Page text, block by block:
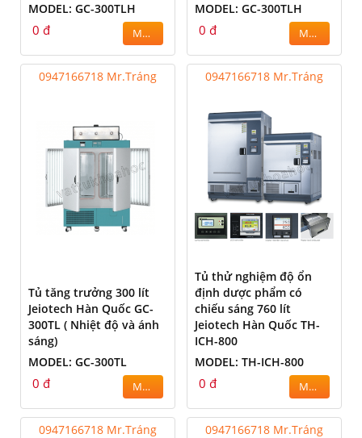
MODEL: GC-300TLH
0 đ MUA
MODEL: GC-300TLH
0 đ MUA
0947166718 Mr.Tráng
Tủ tăng trưởng 300 lít
Jeiotech Hàn Quốc GC-
300TL ( Nhiệt độ và ánh
sáng)
MODEL: GC-300TL
0 đ MUA
0947166718 Mr.Tráng
Tủ thử nghiệm độ ổn
định dược phẩm có
chiếu sáng 760 lít
Jeiotech Hàn Quốc TH-
ICH-800
MODEL: TH-ICH-800
0 đ MUA
0947166718 Mr.Tráng 0947166718 Mr.Tráng